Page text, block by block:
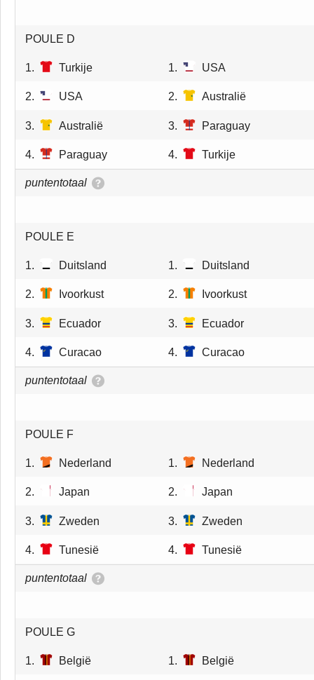
POULE D
1. Turkije 1. USA
2. USA 2. Australië
3. Australië 3. Paraguay
4. Paraguay 4. Turkije
puntentotaal
POULE E
1. Duitsland 1. Duitsland
2. Ivoorkust 2. Ivoorkust
3. Ecuador 3. Ecuador
4. Curacao 4. Curacao
puntentotaal
POULE F
1. Nederland 1. Nederland
2. Japan 2. Japan
3. Zweden 3. Zweden
4. Tunesië 4. Tunesië
puntentotaal
POULE G
1. België 1. België